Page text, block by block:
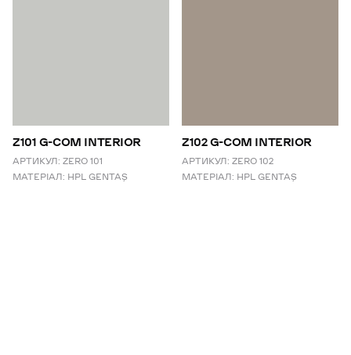
Z101 G-COM INTERIOR
АРТИКУЛ: ZERO 101
МАТЕРІАЛ: HPL GENTAŞ
Z102 G-COM INTERIOR
АРТИКУЛ: ZERO 102
МАТЕРІАЛ: HPL GENTAŞ